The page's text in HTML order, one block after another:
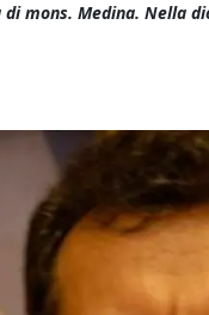
mons. Medina. Nella